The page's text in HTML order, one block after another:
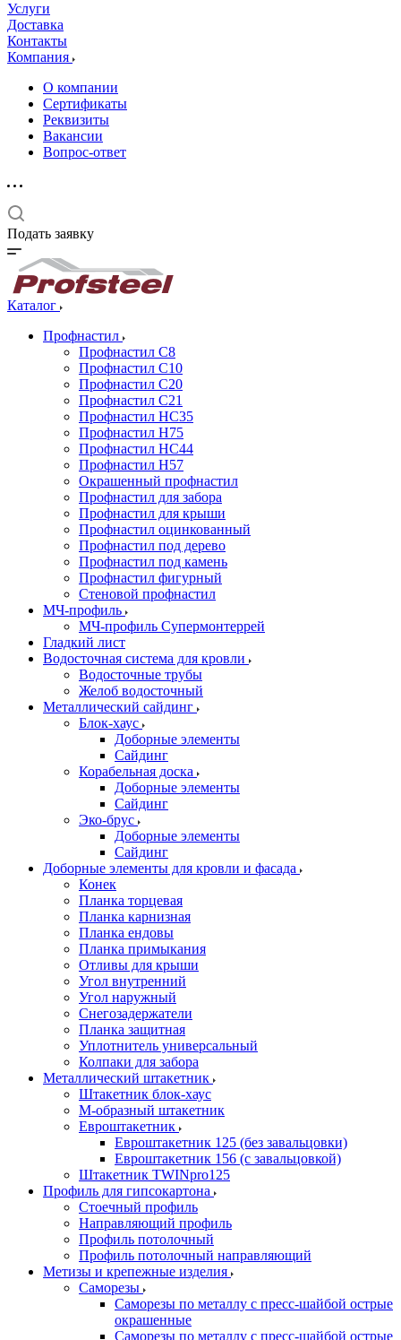
Услуги
Доставка
Контакты
Компания
О компании
Сертификаты
Реквизиты
Вакансии
Вопрос-ответ
Подать заявку
Каталог
Профнастил
Профнастил С8
Профнастил С10
Профнастил С20
Профнастил С21
Профнастил НС35
Профнастил Н75
Профнастил HC44
Профнастил Н57
Окрашенный профнастил
Профнастил для забора
Профнастил для крыши
Профнастил оцинкованный
Профнастил под дерево
Профнастил под камень
Профнастил фигурный
Стеновой профнастил
МЧ-профиль
МЧ-профиль Супермонтеррей
Гладкий лист
Водосточная система для кровли
Водосточные трубы
Желоб водосточный
Металлический сайдинг
Блок-хаус
Доборные элементы
Сайдинг
Корабельная доска
Доборные элементы
Сайдинг
Эко-брус
Доборные элементы
Сайдинг
Доборные элементы для кровли и фасада
Конек
Планка торцевая
Планка карнизная
Планка ендовы
Планка примыкания
Отливы для крыши
Угол внутренний
Угол наружный
Снегозадержатели
Планка защитная
Уплотнитель универсальный
Колпаки для забора
Металлический штакетник
Штакетник блок-хаус
М-образный штакетник
Евроштакетник
Евроштакетник 125 (без завальцовки)
Евроштакетник 156 (с завальцовкой)
Штакетник TWINpro125
Профиль для гипсокартона
Стоечный профиль
Направляющий профиль
Профиль потолочный
Профиль потолочный направляющий
Метизы и крепежные изделия
Саморезы
Саморезы по металлу с пресс-шайбой острые
окрашенные
Саморезы по металлу с пресс-шайбой острые